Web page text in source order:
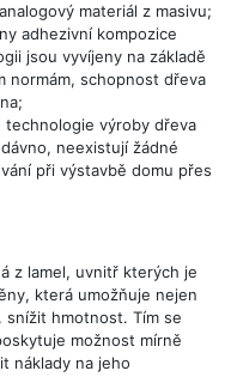
materiál z masivu;
adhezivní kompozice
jsou vyvíjeny na základě
normám, schopnost dřeva
výroby dřeva
neexistují žádné
při výstavbě domu přes
z lamel, uvnitř kterých je
která umožňuje nejen
hmotnost. Tím se
možnost mírně
náklady na jeho